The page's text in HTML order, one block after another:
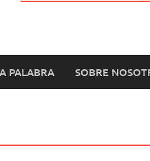
PALABRA SOBRE